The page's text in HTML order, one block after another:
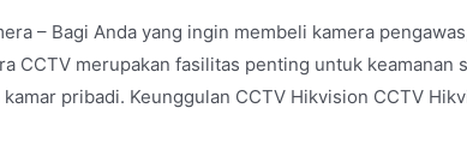
– Bagi Anda yang ingin membeli kamera
CCTV merupakan fasilitas penting untuk
pribadi. Keunggulan CCTV Hikvision CCTV